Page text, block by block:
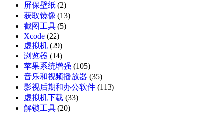
屏保壁纸 (2)
获取镜像 (13)
截图工具 (5)
Xcode (22)
虚拟机 (29)
浏览器 (14)
苹果系统增强 (105)
音乐和视频播放器 (35)
影视后期和办公软件 (113)
虚拟机下载 (33)
解锁工具 (20)